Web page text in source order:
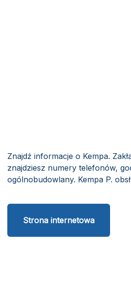
Znajdź informacje o Kempa.
znajdziesz numery telefonów,
ogólnobudowlany. Kempa P.
Strona internetowa